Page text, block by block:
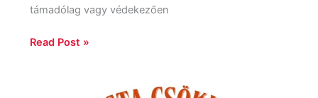
támadólag vagy védekezően
Read Post »